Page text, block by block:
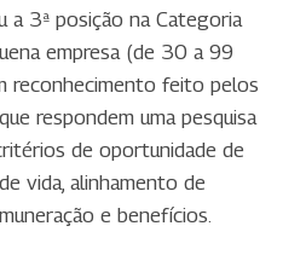
a 3ª posição na Categoria
empresa (de 30 a 99
reconhecimento feito pelos
respondem uma pesquisa
de oportunidade de
vida, alinhamento de
e benefícios.